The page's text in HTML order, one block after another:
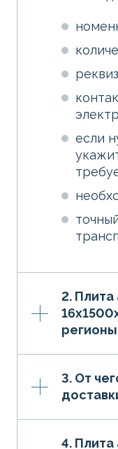
если
2.
3. От
4.